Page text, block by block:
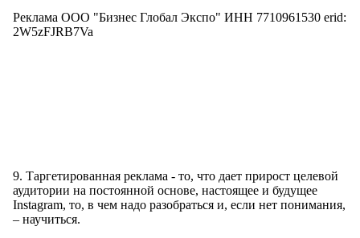
Реклама ООО "Бизнес Глобал Экспо" ИНН 7710961530 erid:
2W5zFJRB7Va
9. Таргетированная реклама - то, что дает прирост целевой
аудитории на постоянной основе, настоящее и будущее
Instagram, то, в чем надо разобраться и, если нет понимания,
– научиться.